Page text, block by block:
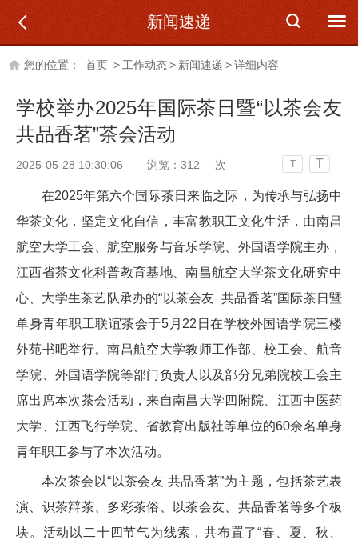
新闻速递
您的位置： 首页 > 工作动态> 新闻速递 >详细内容
学校举办2025年国际茶日暨“以茶会友
共品香茗”茶会活动
2025-05-28 10:30:06 浏览： 312 次 T T
在2025年第六个国际茶日来临之际，为传承与弘扬中
华茶文化，坚定文化自信，丰富教职工文化生活 ， 由南昌
航空大学工会、航空服务与音乐学院、外国语学院主办，
江西省茶文化科普教育基地、南昌航空大学茶文化研究中
心、大学生茶艺队承办的“以茶会友 共品香茗”国际茶日暨
单身青年职工联谊茶会于5月22日在学校外国语学院三楼
外苑书吧举行。南昌航空大学教师工作部、校工会、航音
学院、外国语学院等部门负责人以及部分兄弟院校工会主
席出席本次茶会活动 ，来自南昌大学四附院、江西中医药
大学、江西飞行学院、省教育出版社等单位的60余名单身
青年职工参与了本次活动。
本次茶会以“以茶会友 共品香茗”为主题，包括茶艺表
演、识茶辩茶、多彩茶俗、以茶会友、共品香茗等多个板
块。活动以二十四节气为线索，共布置了“春、夏、秋、